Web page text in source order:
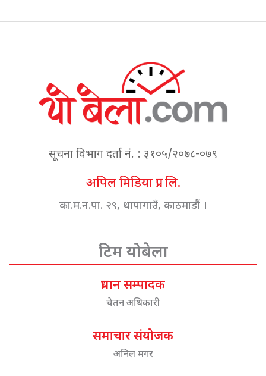
सूचना विभाग दर्ता नं. : ३१०५/२०७८-०७९
अपिल मिडिया प्रा. लि.
का.म.न.पा. २९, थापागाउँ, काठमाडौं ।
टिम योबेला
प्रधान सम्पादक
चेतन अधिकारी
समाचार संयोजक
अनिल मगर